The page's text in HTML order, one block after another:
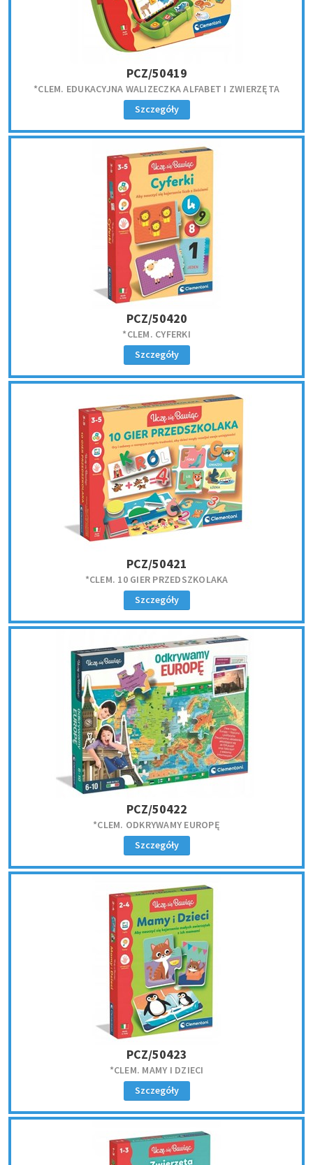
PCZ/50419
*CLEM. EDUKACYJNA WALIZECZKA ALFABET I ZWIERZĘTA
Szczegóły
PCZ/50420
*CLEM. CYFERKI
Szczegóły
PCZ/50421
*CLEM. 10 GIER PRZEDSZKOLAKA
Szczegóły
PCZ/50422
*CLEM. ODKRYWAMY EUROPĘ
Szczegóły
PCZ/50423
*CLEM. MAMY I DZIECI
Szczegóły